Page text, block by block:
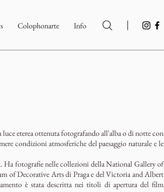
Colophonarte Info |
eterea ottenuta fotografando all'alba o di notte con
condizioni atmosferiche del paesaggio naturale e le
Ha fotografie nelle collezioni della National Gallery of
of Decorative Arts di Praga e del Victoria and Albert
è stata descritta nei titoli di apertura del film